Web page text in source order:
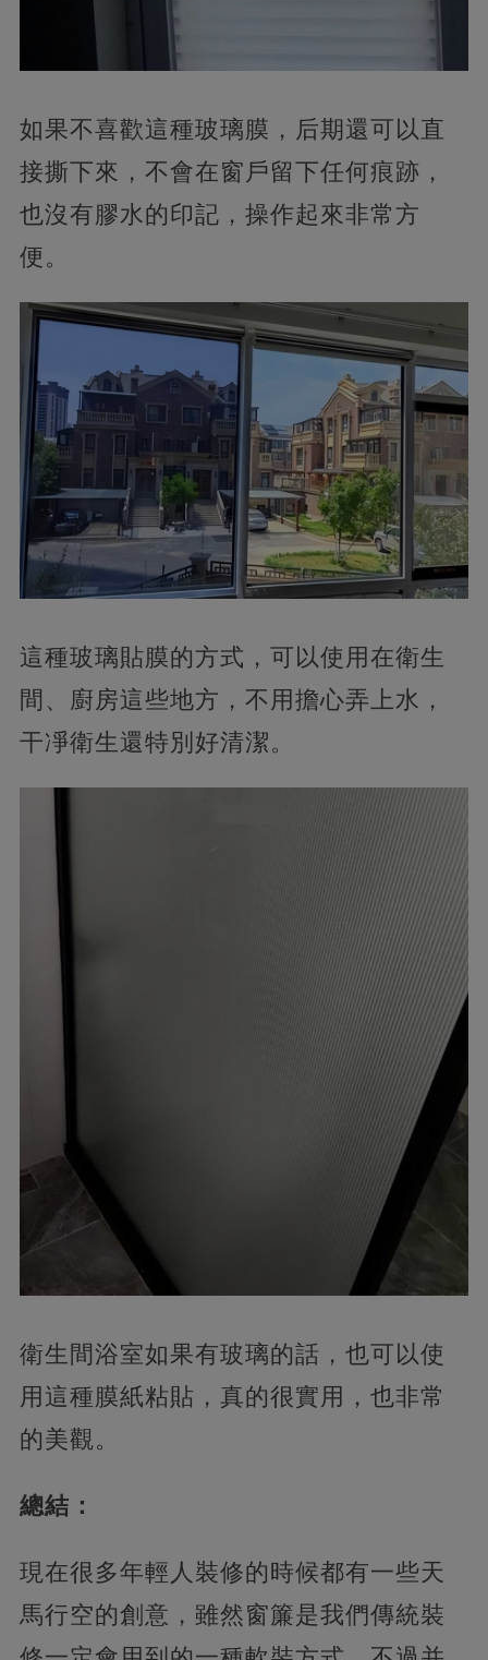
如果不喜歡這種玻璃膜，后期還可以直
接撕下來，不會在窗戶留下任何痕跡，
也沒有膠水的印記，操作起來非常方
便。
這種玻璃貼膜的方式，可以使用在衛生
間、廚房這些地方，不用擔心弄上水，
干凈衛生還特別好清潔。
衛生間浴室如果有玻璃的話，也可以使
用這種膜紙粘貼，真的很實用，也非常
的美觀。
總結：
現在很多年輕人裝修的時候都有一些天
馬行空的創意，雖然窗簾是我們傳統裝